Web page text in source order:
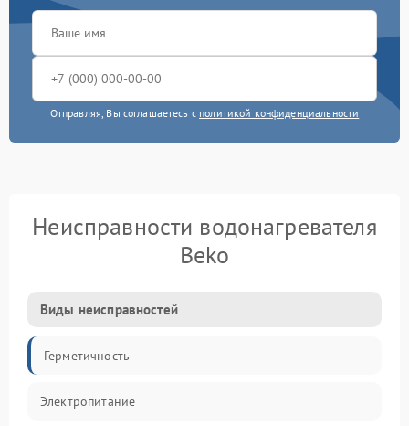
Отправляя, Вы соглашаетесь с политикой конфиденциальности
Неисправности водонагревателя
Beko
Виды неисправностей
Герметичность
Электропитание